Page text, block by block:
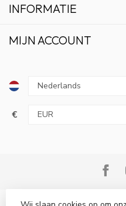
INFORMATIE
MIJN ACCOUNT
€